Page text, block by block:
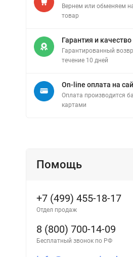
Вернем или обменяем
товар
Гарантия и качество
Гарантированный
течение 10 дней
On-line оплата на
Оплата производится
картами
Помощь
+7 (499) 455-18-17
Отдел продаж
8 (800) 700-14-09
Бесплатный звонок по РФ